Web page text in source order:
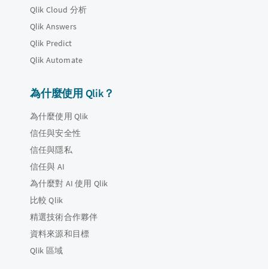
Qlik Cloud 分析
Qlik Answers
Qlik Predict
Qlik Automate
為什麼使用 Qlik？
為什麼使用 Qlik
信任與安全性
信任與隱私
信任與 AI
為什麼對 AI 使用 Qlik
比較 Qlik
精選技術合作夥伴
資料來源和目標
Qlik 區域